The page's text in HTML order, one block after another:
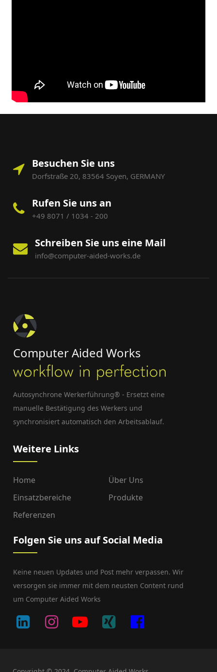
Besuchen Sie uns
Dorfstraße 20, 83564 Soyen, GERMANY
Rufen Sie uns an
+49 8071 / 1034 - 200
Schreiben Sie uns eine Mail
info@computer-aided-works.de
Computer Aided Works
Autosynchrone Werkerführung® - Ersetzt eine
manuelle Bestätigung des Werkers und
synchronisiert automatisch den Arbeitsablauf.
Weitere Links
Home
Über Uns
Einsatzbereiche
Produkte
Referenzen
Folgen Sie uns auf Social Media
Keine neuen Updates und Post mehr verpassen. Wir
versorgen sie immer mit dem neusten Content rund
um Computer Aided Works